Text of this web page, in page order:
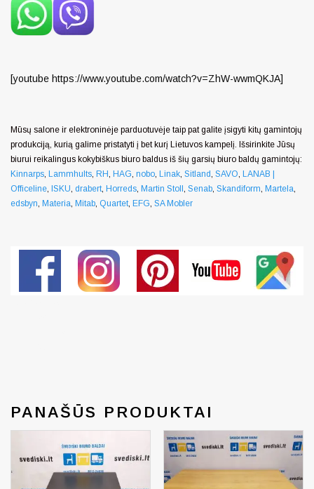
[youtube https://www.youtube.com/watch?v=ZhW-wwmQKJA]
Mūsų salone ir elektroninėje parduotuvėje taip pat galite įsigyti kitų gamintojų
produkciją, kurią galime pristatyti į bet kurį Lietuvos kampelį. Išsirinkite Jūsų
biurui reikalingus kokybiškus biuro baldus iš šių garsių biuro baldų gamintojų:
Kinnarps, Lammhults, RH, HAG, nobo, Linak, Sitland, SAVO, LANAB |
Officeline, ISKU, drabert, Horreds, Martin Stoll, Senab, Skandiform, Martela,
edsbyn, Materia, Mitab, Quartet, EFG, SA Mobler
PANAŠŪS PRODUKTAI